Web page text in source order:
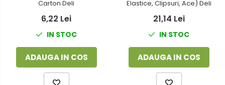
Carton Deli
6,22 Lei
IN STOC
ADAUGA IN COS
Elastice, Clipsuri, Ace) Deli
21,14 Lei
IN STOC
ADAUGA IN COS